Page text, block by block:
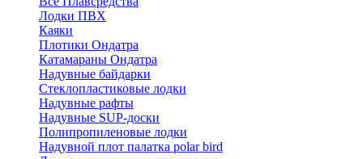
Лодки ПВХ
Каяки
Плотики Ондатра
Катамараны Ондатра
Надувные байдарки
Стеклопластиковые лодки
Надувные рафты
Надувные SUP-доски
Полипропиленовые лодки
Надувной плот палатка polar bird